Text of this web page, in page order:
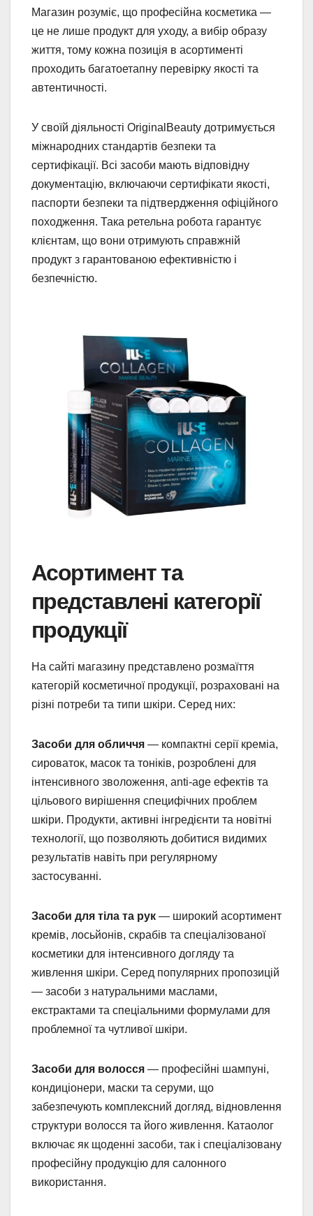
Магазин розуміє, що професійна косметика —
це не лише продукт для уходу, а вибір образу
життя, тому кожна позиція в асортименті
проходить багатоетапну перевірку якості та
автентичності.
У своїй діяльності OriginalBeauty дотримується
міжнародних стандартів безпеки та
сертифікації. Всі засоби мають відповідну
документацію, включаючи сертифікати якості,
паспорти безпеки та підтвердження офіційного
походження. Така ретельна робота гарантує
клієнтам, що вони отримують справжній
продукт з гарантованою ефективністю і
безпечністю.
Асортимент та
представлені категорії
продукції
На сайті магазину представлено розмаїття
категорій косметичної продукції, розраховані на
різні потреби та типи шкіри. Серед них:
Засоби для обличчя — компактні серії креміа,
сироваток, масок та тоніків, розроблені для
інтенсивного зволоження, anti-age ефектів та
цільового вирішення специфічних проблем
шкіри. Продукти, активні інгредієнти та новітні
технології, що позволяють добитися видимих
результатів навіть при регулярному
застосуванні.
Засоби для тіла та рук — широкий асортимент
кремів, лосьйонів, скрабів та спеціалізованої
косметики для інтенсивного догляду та
живлення шкіри. Серед популярних пропозицій
— засоби з натуральними маслами,
екстрактами та спеціальними формулами для
проблемної та чутливої шкіри.
Засоби для волосся — професійні шампуні,
кондиціонери, маски та серуми, що
забезпечують комплексний догляд, відновлення
структури волосся та його живлення. Катаолог
включає як щоденні засоби, так і спеціалізовану
професійну продукцію для салонного
використання.